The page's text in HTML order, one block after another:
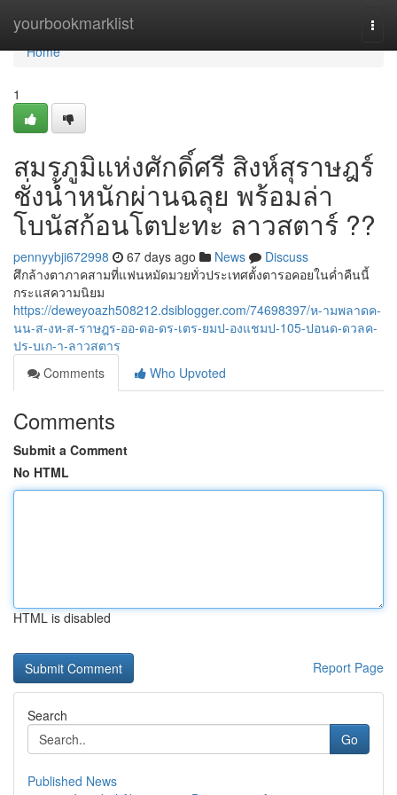
yourbookmarklist
Home
Home
1
สมรภูมิแห่งศักดิ์ศรี สิงห์สุราษฎร์
ชั่งน้ำหนักผ่านฉลุย พร้อมล่า
โบนัสก้อนโตปะทะ ลาวสตาร์ ??
pennyybji672998 67 days ago News
Discuss
ศึกล้างตาภาคสามที่แฟนหมัดมวยทั่วประเทศตั้งตารอคอยในค่ำคืนนี้
กระแสความนิยม
https://deweyoazh508212.dsiblogger.com/74698397/ห-ามพลาดค-
นน-ส-งห-ส-ราษฎร-ออ-ดอ-ดร-เตร-ยมป-องแชมป-105-ปอนด-ดวลค-
ปร-บเก-า-ลาวสตาร
Comments
Who Upvoted
Comments
Submit a Comment
No HTML
HTML is disabled
Report Page
Search
Go
Published News